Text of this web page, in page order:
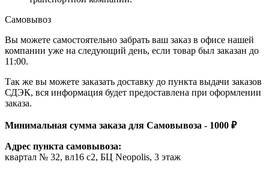
Самовывоз
Вы можете самостоятельно забрать ваш заказ в офисе нашей
компании уже на следующий день, если товар был заказан до
11:00.
Так же вы можете заказать доставку до пункта выдачи заказов
СДЭК, вся информация будет предоставлена при оформлении
заказа.
Минимальная сумма заказа для Самовывоза - 1000 ₽
Адрес пункта самовывоза:
квартал № 32, вл16 с2, БЦ Neopolis, 3 этаж